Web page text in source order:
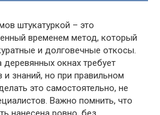
штукатуркой – это
временем метод, который
и долговечные откосы.
окнах требует
знаний, но при правильном
это самостоятельно, не
Важно помнить, что